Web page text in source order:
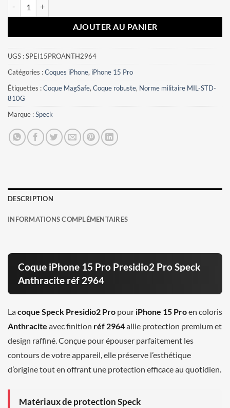
AJOUTER AU PANIER
UGS :SPEI15PROANTH2964
Catégories :Coques iPhone, iPhone 15 Pro
Étiquettes :Coque MagSafe, Coque robuste, Norme militaire MIL-STD-
810G
Marque :Speck
DESCRIPTION
INFORMATIONS COMPLÉMENTAIRES
Coque iPhone 15 Pro Presidio2 Pro Speck
Anthracite réf 2964
Lacoque Speck Presidio2 Pro pour iPhone 15 Proen coloris
Anthracite avec finition réf 2964allie protection premium et
design raffiné. Conçue pour épouser parfaitement les
contours de votre appareil, elle préserve l’esthétique
d’origine tout en offrant une protection efficace au quotidien.
Matériaux de protection Speck